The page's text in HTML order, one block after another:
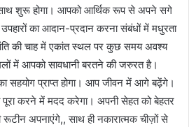
शुरू होगा। आपको आर्थिक रूप से अपने सगे
का आदान-प्रदान करना संबंधों में मधुरता
की चाह में एकांत स्थल पर कुछ समय अवश्य
में आपको सावधानी बरतने की जरुरत है।
सहयोग प्राप्त होगा। आप जीवन में आगे बढ़ेंगे।
करने में मदद करेगा। अपनी सेहत को बेहतर
अपनाएंगे,, साथ ही नकारात्मक चीज़ों से